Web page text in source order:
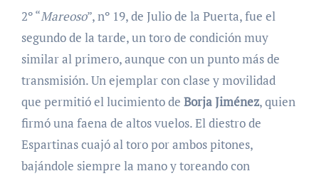
2º “Mareoso”, nº 19, de Julio de la Puerta, fue el
segundo de la tarde, un toro de condición muy
similar al primero, aunque con un punto más de
transmisión. Un ejemplar con clase y movilidad
que permitió el lucimiento de Borja Jiménez, quien
firmó una faena de altos vuelos. El diestro de
Espartinas cuajó al toro por ambos pitones,
bajándole siempre la mano y toreando con